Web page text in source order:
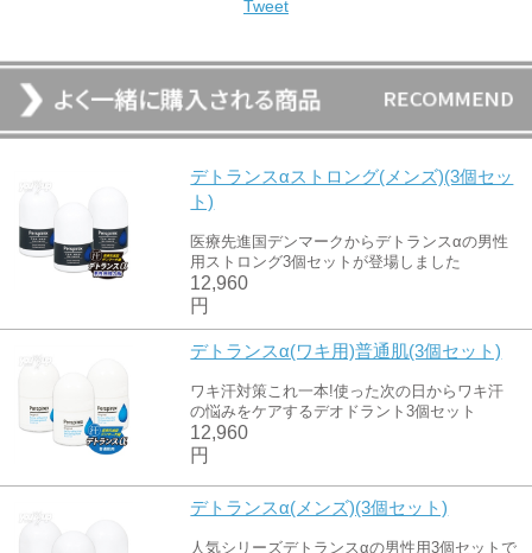
Tweet
デトランスαストロング(メンズ)(3個セッ
ト)
医療先進国デンマークからデトランスαの男性
用ストロング3個セットが登場しました
12,960
円
デトランスα(ワキ用)普通肌(3個セット)
ワキ汗対策これ一本!使った次の日からワキ汗
の悩みをケアするデオドラント3個セット
12,960
円
デトランスα(メンズ)(3個セット)
人気シリーズデトランスαの男性用3個セットで